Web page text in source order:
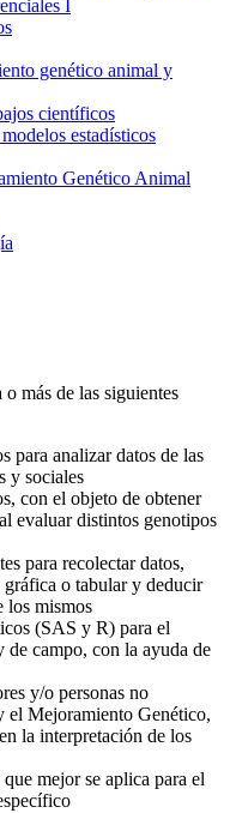
I
genético animal y
científicos
estadísticos
Genético Animal
más de las siguientes
para analizar datos de las
y sociales
con el objeto de obtener
evaluar distintos genotipos
para recolectar datos,
o tabular y deducir
los mismos
(SAS y R) para el
de campo, con la ayuda de
y/o personas no
el Mejoramiento Genético,
la interpretación de los
mejor se aplica para el